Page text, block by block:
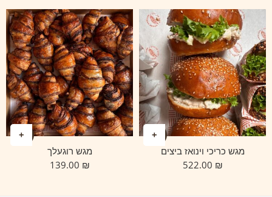
מגש כריכי וינואז ביצים
₪
מגש רוגעלך
₪